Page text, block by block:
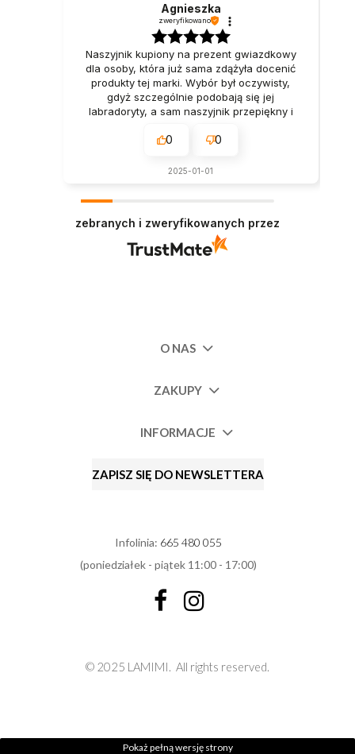
Agnieszka
zweryfikowano
Naszyjnik kupiony na prezent gwiazdkowy
dla osoby, która już sama zdążyła docenić
produkty tej marki. Wybór był oczywisty,
gdyż szczególnie podobają się jej
labradoryty, a sam naszyjnik przepiękny i
0 0
2025-01-01
zebranych i zweryfikowanych przez
O NAS
ZAKUPY
INFORMACJE
ZAPISZ SIĘ DO NEWSLETTERA
Infolinia: 665 480 055
(poniedziałek - piątek 11:00 - 17:00)
© 2025 LAMIMI. All rights reserved.
Pokaż pełną wersję strony